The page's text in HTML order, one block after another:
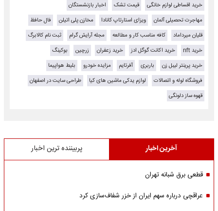
خرید اقساطی لوازم خانگی قیمت تشک
اخبار بازنشستگان
مهاجرت تحصیلی آلمان
ویزای استارتاپ کانادا مخازن پلی اتیلن
فال حافظ
قلیان میرداماد
کافه مناسب کار و مطالعه مجله آرایش گرام
ثبت نام کالابرگ
خرید nft
خرید اکانت گوگل ادز خرید زعفران زرچین
بوکینگ
خرید پرینتر لیبل زن
باربری آفرتایم مزایده خودرو
بلیط هواپیما
فروشگاه لوله و اتصالات
لوازم یدکی ماشین های کیا
طراحی سایت در اصفهان
قهوه ساز دلونگی
آخرین اخبار پربیننده ترین اخبار
قطعی برق شبانه تهران
عراقچی درباره سهم ایران از خزر شفاف‌سازی کرد